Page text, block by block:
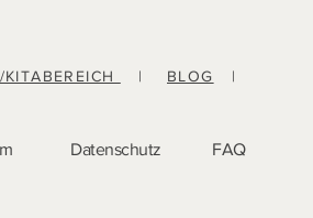
| BLOG
|
Datenschutz FAQ